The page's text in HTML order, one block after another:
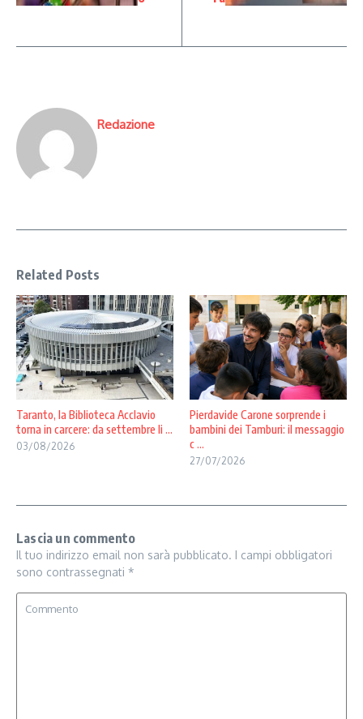
Redazione
Related Posts
Taranto, la Biblioteca Acclavio
torna in carcere: da settembre li ...
03/08/2026
Pierdavide Carone sorprende i
bambini dei Tamburi: il messaggio
c ...
27/07/2026
Lascia un commento
Il tuo indirizzo email non sarà pubblicato. I campi obbligatori
sono contrassegnati *